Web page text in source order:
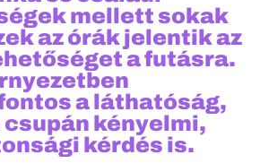
mellett sokak
az órák jelentik az
a futásra.
a láthatóság,
kényelmi,
kérdés is.